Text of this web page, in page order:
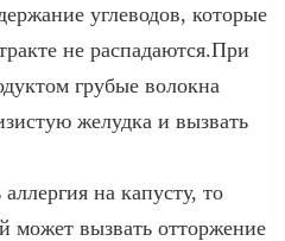
углеводов, которые
не распадаются.При
грубые волокна
желудка и вызвать
на капусту, то
может вызвать отторжение